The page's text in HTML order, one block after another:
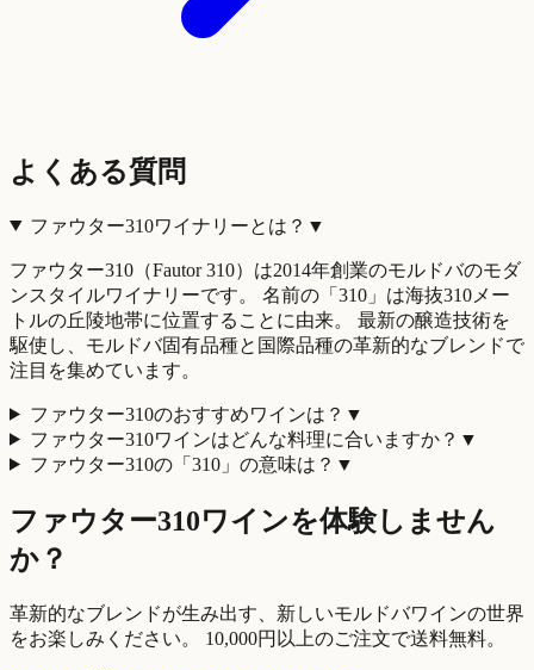
よくある質問
ファウター310ワイナリーとは？ ▼
ファウター310（Fautor 310）は2014年創業のモルドバのモダ
ンスタイルワイナリーです。 名前の「310」は海抜310メー
トルの丘陵地帯に位置することに由来。 最新の醸造技術を
駆使し、モルドバ固有品種と国際品種の革新的なブレンドで
注目を集めています。
ファウター310のおすすめワインは？ ▼
ファウター310ワインはどんな料理に合いますか？ ▼
ファウター310の「310」の意味は？ ▼
ファウター310ワインを体験しません
か？
革新的なブレンドが生み出す、新しいモルドバワインの世界
をお楽しみください。 10,000円以上のご注文で送料無料。